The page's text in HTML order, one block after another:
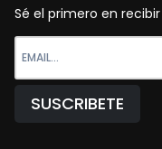
Sé el primero en